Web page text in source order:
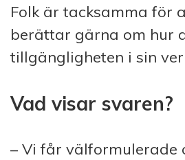
Folk är tacksamma för
berättar gärna om hur
tillgängligheten i sin
Vad visar svaren?
– Vi får välformulerade